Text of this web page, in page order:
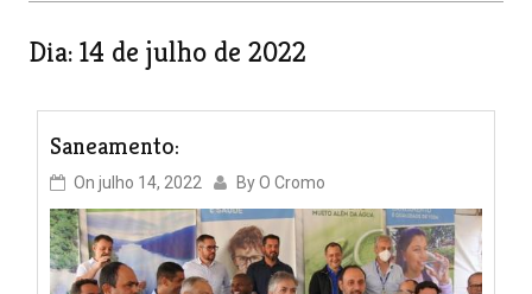
Dia: 14 de julho de 2022
Saneamento:
On julho 14, 2022 ByO Cromo